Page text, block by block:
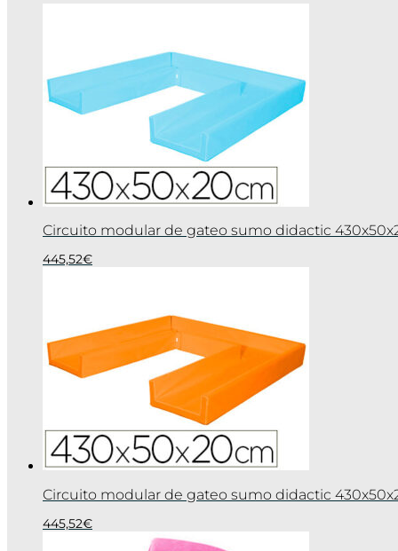
Circuito modular de gateo sumo didactic
445,52€
Circuito modular de gateo sumo didactic
445,52€